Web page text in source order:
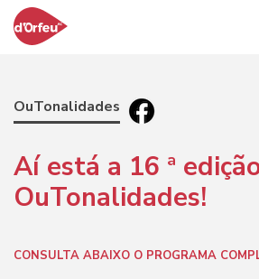
OuTonalidades
Aí está a 16 ª
OuTonalidades!
CONSULTA ABAIXO O PROGRAMA